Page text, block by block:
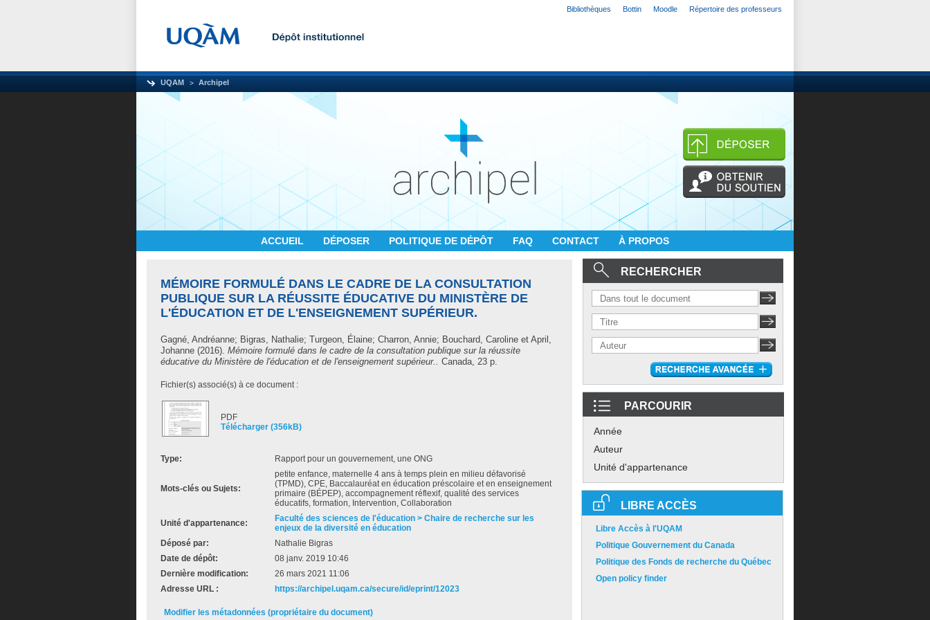
Bibliothèques Bottin Moodle Répertoire des professeurs
UQAM Archipel
ACCUEIL DÉPOSER POLITIQUE DE DÉPÔT FAQ CONTACT À PROPOS
MÉMOIRE FORMULÉ DANS LE CADRE DE LA CONSULTATION
PUBLIQUE SUR LA RÉUSSITE ÉDUCATIVE DU MINISTÈRE DE
L'ÉDUCATION ET DE L'ENSEIGNEMENT SUPÉRIEUR.
Gagné, Andréanne; Bigras, Nathalie; Turgeon, Élaine; Charron, Annie; Bouchard, Caroline et April,
Johanne (2016). Mémoire formulé dans le cadre de la consultation publique sur la réussite
éducative du Ministère de l'éducation et de l'enseignement supérieur.. Canada, 23 p.
Fichier(s) associé(s) à ce document :
PDF
Télécharger (356kB)
Type: Rapport pour un gouvernement, une ONG
Mots-clés ou Sujets:
petite enfance, maternelle 4 ans à temps plein en milieu défavorisé
(TPMD), CPE, Baccalauréat en éducation préscolaire et en enseignement
primaire (BÉPEP), accompagnement réflexif, qualité des services
éducatifs, formation, Intervention, Collaboration
Unité d'appartenance:
Faculté des sciences de l'éducation > Chaire de recherche sur les
enjeux de la diversité en éducation
Déposé par:
Nathalie Bigras
Date de dépôt:
08 janv. 2019 10:46
Dernière modification:
26 mars 2021 11:06
Adresse URL :
https://archipel.uqam.ca/secure/id/eprint/12023
Modifier les métadonnées (propriétaire du document)
RECHERCHER
PARCOURIR
Année
Auteur
Unité d'appartenance
LIBRE ACCÈS
Libre Accès à l'UQAM
Politique Gouvernement du Canada
Politique des Fonds de recherche du Québec
Open policy finder